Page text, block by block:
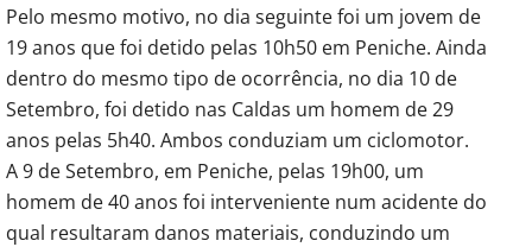
Pelo mesmo motivo, no dia seguinte foi um jovem de
19 anos que foi detido pelas 10h50 em Peniche. Ainda
dentro do mesmo tipo de ocorrência, no dia 10 de
Setembro, foi detido nas Caldas um homem de 29
anos pelas 5h40. Ambos conduziam um ciclomotor.
A 9 de Setembro, em Peniche, pelas 19h00, um
homem de 40 anos foi interveniente num acidente do
qual resultaram danos materiais, conduzindo um